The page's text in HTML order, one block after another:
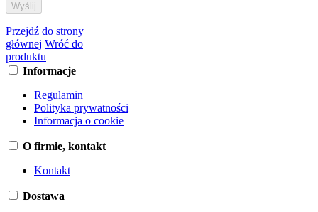
Przejdź do strony
głównej Wróć do
produktu
Informacje
Regulamin
Polityka prywatności
Informacja o cookie
O firmie, kontakt
Kontakt
Dostawa